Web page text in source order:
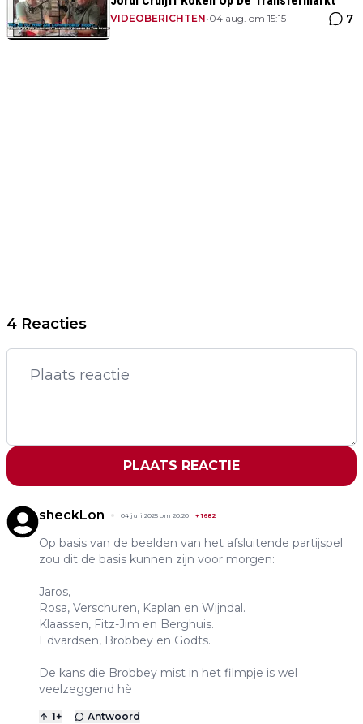
VIDEOBERICHTEN•04 aug. om 15:15 7
4 Reacties
PLAATS REACTIE
sheckLon 04 juli 2025 om 20:20 +1682
Op basis van de beelden van het afsluitende partijspel
zou dit de basis kunnen zijn voor morgen:
Jaros,
Rosa, Verschuren, Kaplan en Wijndal.
Klaassen, Fitz-Jim en Berghuis.
Edvardsen, Brobbey en Godts.
De kans die Brobbey mist in het filmpje is wel
veelzeggend hè
1+ Antwoord